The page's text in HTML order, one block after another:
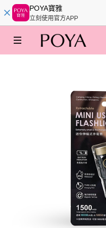
POYA寶雅
立刻使用官方APP